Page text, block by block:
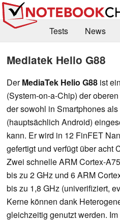
Tests News
Forum
Mediatek Helio G88
DerMediaTek Helio G88 ist
(System-on-a-Chip) der
der sowohl in Smartphones
(hauptsächlich Android)
kann. Er wird in 12 FinFET
gefertigt und verfügt über acht
Zwei schnelle ARM Cortex-
bis zu 2 GHz und 6 ARM
bis zu 1,8 GHz (univerifiziert,
Kerne können dank
gleichzeitig genutzt werden.